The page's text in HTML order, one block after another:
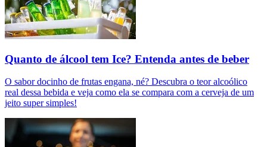
Quanto de álcool tem Ice? Entenda antes de beber
O sabor docinho de frutas engana, né? Descubra o teor alcoólico
real dessa bebida e veja como ela se compara com a cerveja de um
jeito super simples!